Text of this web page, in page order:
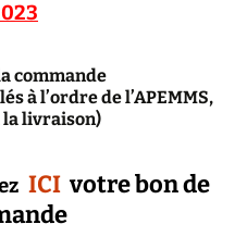
commande
à l’ordre de l’APEMMS,
la livraison)
ICI votre bon de